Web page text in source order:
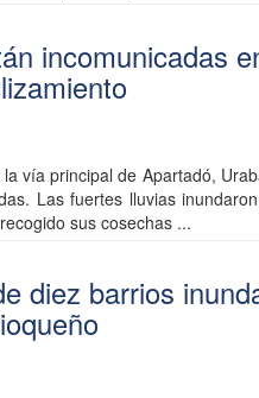
incomunicadas
vía principal de Apartadó,
Las fuertes lluvias
sus cosechas ...
diez barrios